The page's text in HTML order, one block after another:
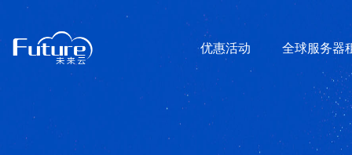
优惠活动 全球服务器